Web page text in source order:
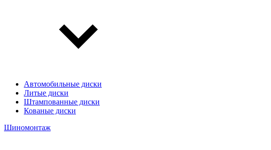
Автомобильные диски
Литые диски
Штампованные диски
Кованые диски
Шиномонтаж